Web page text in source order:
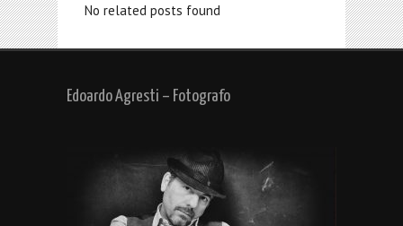
No related posts found
Edoardo Agresti – Fotografo